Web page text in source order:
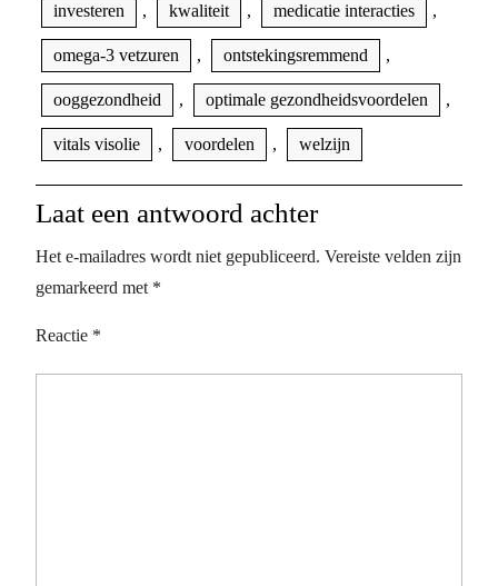
investeren , kwaliteit , medicatie interacties ,
omega-3 vetzuren , ontstekingsremmend ,
ooggezondheid , optimale gezondheidsvoordelen ,
vitals visolie , voordelen , welzijn
Laat een antwoord achter
Het e-mailadres wordt niet gepubliceerd. Vereiste velden zijn
gemarkeerd met *
Reactie *